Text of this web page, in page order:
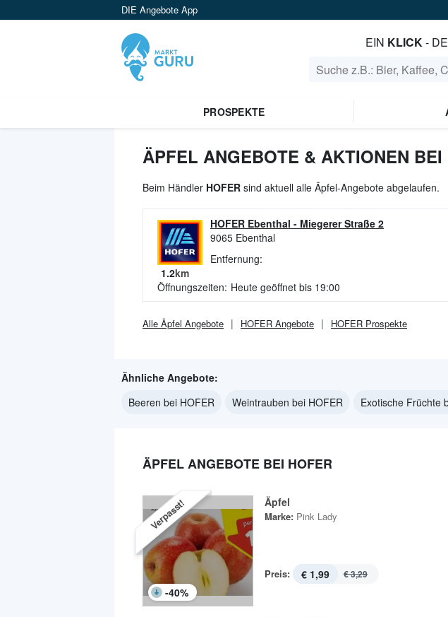
DIE Angebote App
EIN KLICK-
PROSPEKTE
ÄPFEL ANGEBOTE & AKTIONEN BEI
Beim Händler HOFER sind aktuell alle Äpfel-Angebote abgelaufen.
HOFER Ebenthal - Miegerer Straße 2
9065 Ebenthal
Entfernung:
1.2km
Öffnungszeiten: Heute geöffnet bis 19:00
Alle Äpfel Angebote HOFER Angebote HOFER Prospekte
Ähnliche Angebote:
Beeren bei HOFER
Weintrauben bei HOFER Exotische Früchte
ÄPFEL ANGEBOTE BEI HOFER
Verpasst!
-40%
Äpfel
Marke: Pink Lady
Preis: € 1,99 € 3,29